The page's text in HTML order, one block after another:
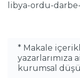
libya-ordu-
* Makale
yazarlarımıza
kurumsal